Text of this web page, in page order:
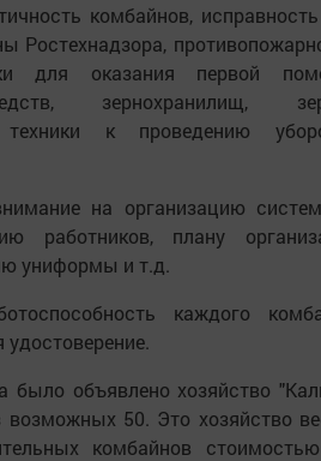
комбайнов,
Ростехнадзора,
для оказания первой
зернохранилищ,
техники к проведению
на организацию
работников, плану
униформы и т.д.
каждого
было объявлено хозяйство
возможных 50. Это хозяйство
комбайнов